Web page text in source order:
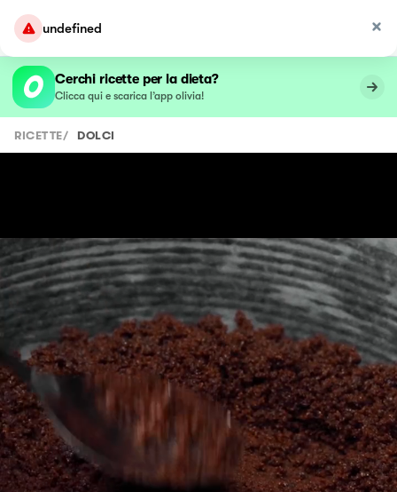
undefined
Cerchi ricette per la dieta?
Clicca qui e scarica l’app olivia!
RICETTE/ DOLCI